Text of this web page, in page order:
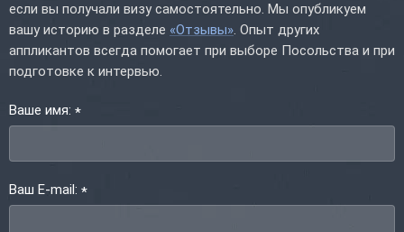
если вы получали визу самостоятельно. Мы опубликуем
вашу историю в разделе «Отзывы». Опыт других
аппликантов всегда помогает при выборе Посольства и при
подготовке к интервью.
Ваше имя: *
Ваш E-mail: *